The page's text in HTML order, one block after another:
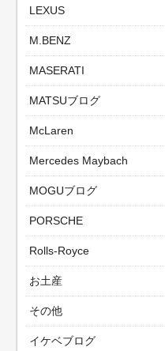
LEXUS
M.BENZ
MASERATI
MATSUブログ
McLaren
Mercedes Maybach
MOGUブログ
PORSCHE
Rolls-Royce
お土産
その他
イケベブログ